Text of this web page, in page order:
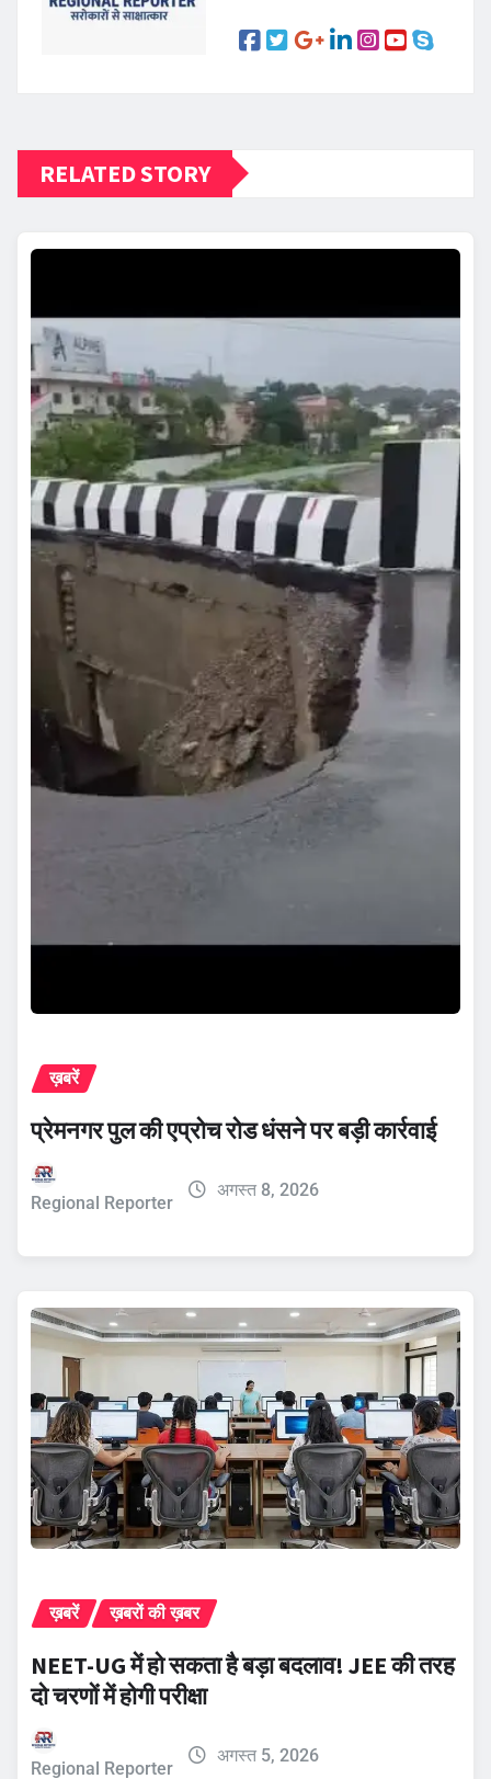
RELATED STORY
ख़बरें
प्रेमनगर पुल की एप्रोच रोड धंसने पर बड़ी कार्रवाई
Regional Reporter
अगस्त 8, 2026
ख़बरें ख़बरों की ख़बर
NEET-UG में हो सकता है बड़ा बदलाव! JEE की तरह
दो चरणों में होगी परीक्षा
Regional Reporter
अगस्त 5, 2026